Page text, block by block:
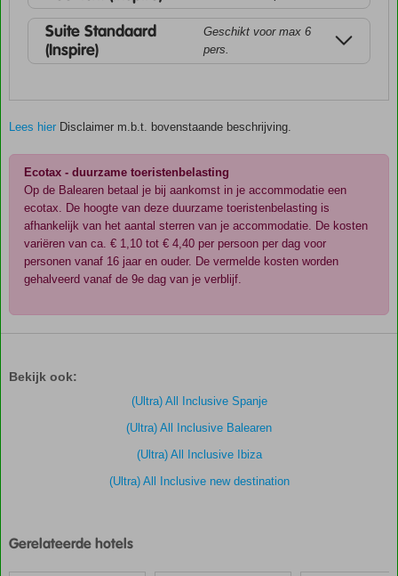
Suite Standaard
(Inspire)
Geschikt voor max 6
pers.
Lees hier Disclaimer m.b.t. bovenstaande beschrijving.
Ecotax - duurzame toeristenbelasting
Op de Balearen betaal je bij aankomst in je accommodatie een
ecotax. De hoogte van deze duurzame toeristenbelasting is
afhankelijk van het aantal sterren van je accommodatie. De kosten
variëren van ca. € 1,10 tot € 4,40 per persoon per dag voor
personen vanaf 16 jaar en ouder. De vermelde kosten worden
gehalveerd vanaf de 9e dag van je verblijf.
door
Figueral
Bekijk ook:
(Ultra) All Inclusive Spanje
(Ultra) All Inclusive Balearen
(Ultra) All Inclusive Ibiza
(Ultra) All Inclusive new destination
Gerelateerde hotels